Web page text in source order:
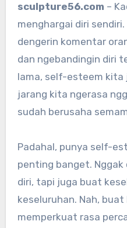
sculpture56.com –
menghargai diri
dengerin komentar
dan ngebandingin diri
lama, self-esteem kita
jarang kita ngerasa
sudah berusaha
Padahal, punya self-
penting banget.
diri, tapi juga buat
keseluruhan. Nah,
memperkuat rasa